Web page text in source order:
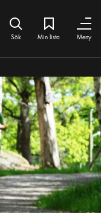
Sök ikon
Sök
Min lista
Bokmärke
Min lista Meny
Stäng